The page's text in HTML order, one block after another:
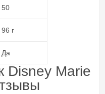
50
96 г
Да
Disney Marie